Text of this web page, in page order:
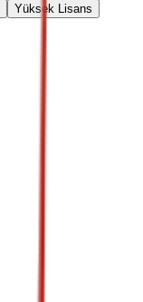
Yüksek Lisans